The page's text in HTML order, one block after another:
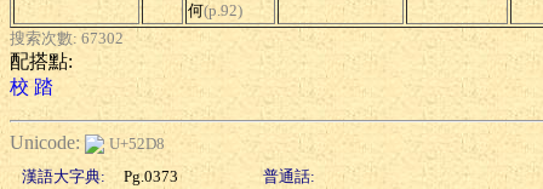
何(p.92)
搜索次數: 67302
配搭點:
校 踏
Unicode:
U+52D8
漢語大字典:
Pg.0373 普通話: